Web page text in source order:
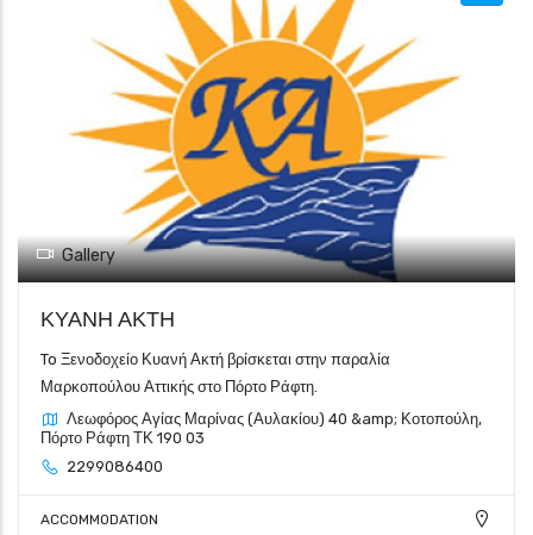
Gallery
ΚΥΑΝΗ ΑΚΤΗ
To Ξενοδοχείο Κυανή Ακτή βρίσκεται στην παραλία
Μαρκοπούλου Αττικής στο Πόρτο Ράφτη.
Λεωφόρος Αγίας Μαρίνας (Αυλακίου) 40 &amp; Κοτοπούλη,
Πόρτο Ράφτη ΤΚ 190 03
2299086400
ACCOMMODATION